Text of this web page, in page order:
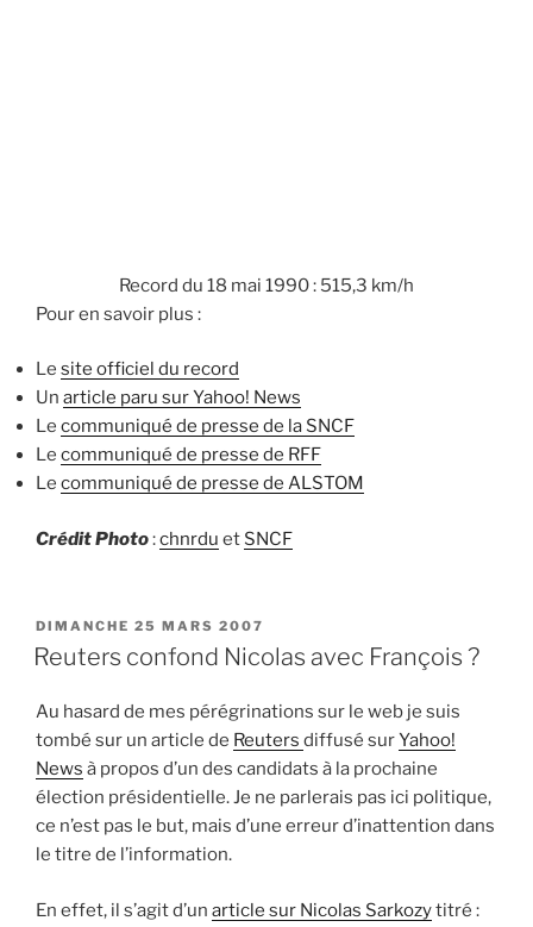
Record du 18 mai 1990 : 515,3 km/h
Pour en savoir plus :
Le site officiel du record
Un article paru sur Yahoo! News
Le communiqué de presse de la SNCF
Le communiqué de presse de RFF
Le communiqué de presse de ALSTOM
Crédit Photo:chnrdu et SNCF
PUBLIÉ
LE
DIMANCHE 25 MARS 2007
Reuters confond Nicolas avec François ?
Au hasard de mes pérégrinations sur le web je suis
tombé sur un article de Reuters diffusé surYahoo!
News à propos d’un des candidats à la prochaine
élection présidentielle. Je ne parlerais pas ici politique,
ce n’est pas le but, mais d’une erreur d’inattention dans
le titre de l’information.
En effet, il s’agit d’un article sur Nicolas Sarkozytitré :